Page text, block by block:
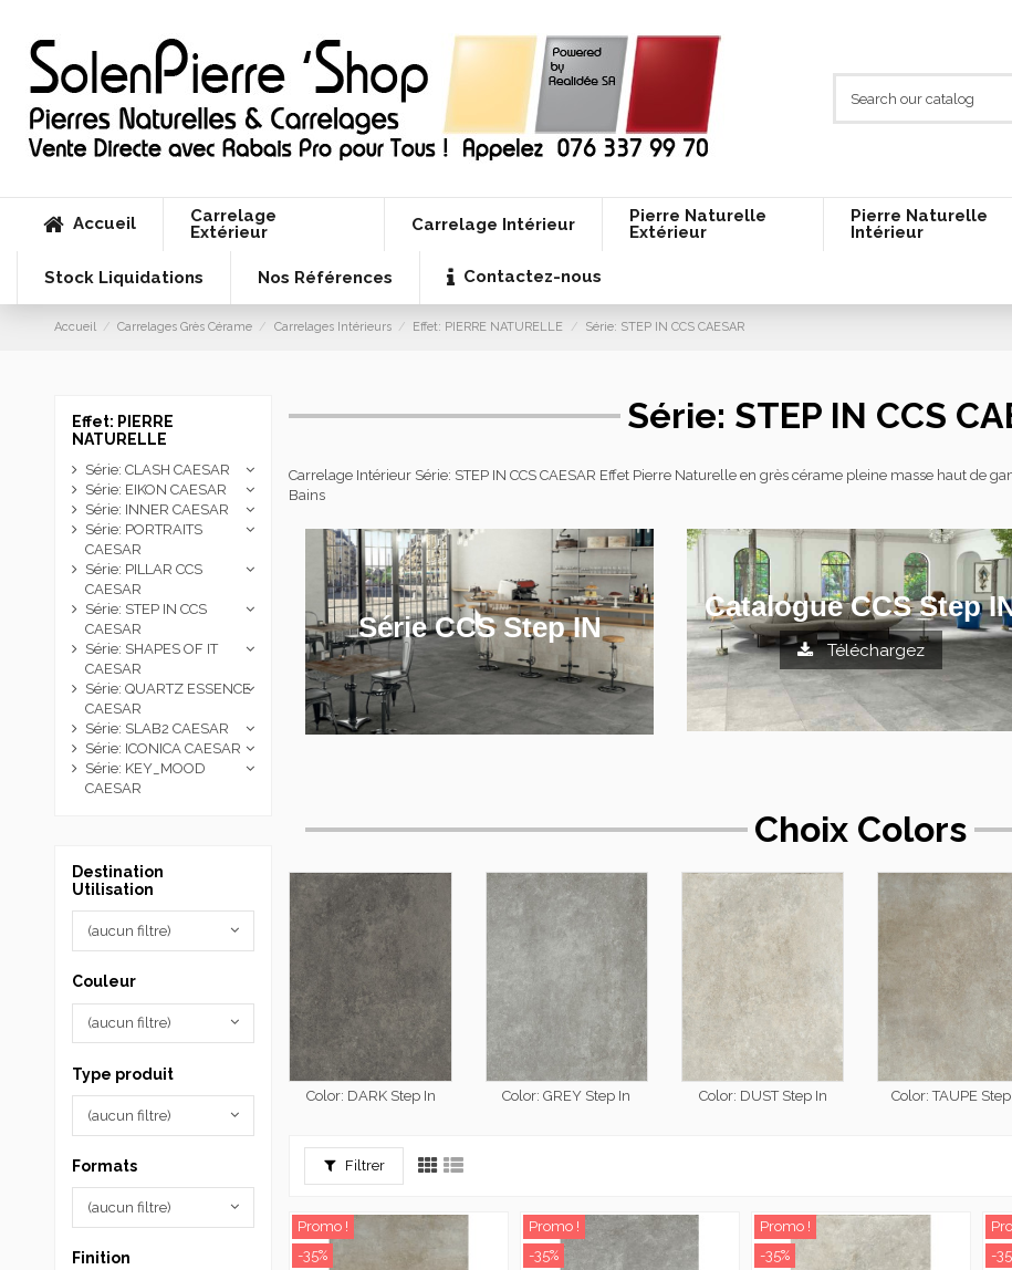
Accueil
Carrelage
Extérieur
Carrelage Intérieur
Pierre Naturelle
Extérieur
Pierre Naturelle
Intérieur
Stock Liquidations
Nos Références Contactez-nous
Accueil Carrelages Grès Cérame Carrelages Intérieurs Effet: PIERRE NATURELLE Série: STEP IN CCS CAESAR
Série: STEP IN CCS
Carrelage Intérieur Série: STEP IN CCS CAESAR Effet Pierre Naturelle en grès cérame pleine masse haut de
Bains
Série CCS Step IN
Catalogue CCS Step
Téléchargez
Choix Colors
Color: DARK Step In Color: GREY Step In Color: DUST Step In Color: TAUPE
Filtrer
Promo !
-35%
Promo !
-35%
Promo !
-35%
-
Effet: PIERRE
NATURELLE
Série: CLASH CAESAR
Série: EIKON CAESAR
Série: INNER CAESAR
Série: PORTRAITS
CAESAR
Série: PILLAR CCS
CAESAR
Série: STEP IN CCS
CAESAR
Série: SHAPES OF IT
CAESAR
Série: QUARTZ ESSENCE
CAESAR
Série: SLAB2 CAESAR
Série: ICONICA CAESAR
Série: KEY_MOOD
CAESAR
Destination
Utilisation
(aucun filtre)
Couleur
(aucun filtre)
Type produit
(aucun filtre)
Formats
(aucun filtre)
Finition